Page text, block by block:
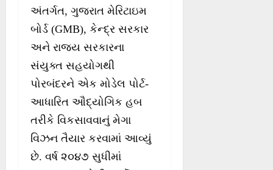
અંતર્ગત, ગુજરાત મેરિટાઇમ
બોર્ડ (GMB), કેન્દ્ર સરકાર
અને રાજ્ય સરકારના
સંયુક્ત સહયોગથી
પોરબંદરને એક મોડેલ પોર્ટ-
આધારિત ઔદ્યોગિક હબ
તરીકે વિકસાવવાનું મેગા
વિઝન તૈયાર કરવામાં આવ્યું
છે. વર્ષ ૨૦૪૭ સુધીમાં